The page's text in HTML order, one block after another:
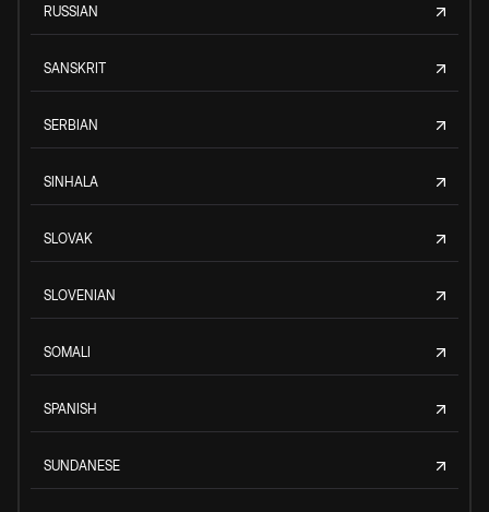
RUSSIAN
SANSKRIT
SERBIAN
SINHALA
SLOVAK
SLOVENIAN
SOMALI
SPANISH
SUNDANESE